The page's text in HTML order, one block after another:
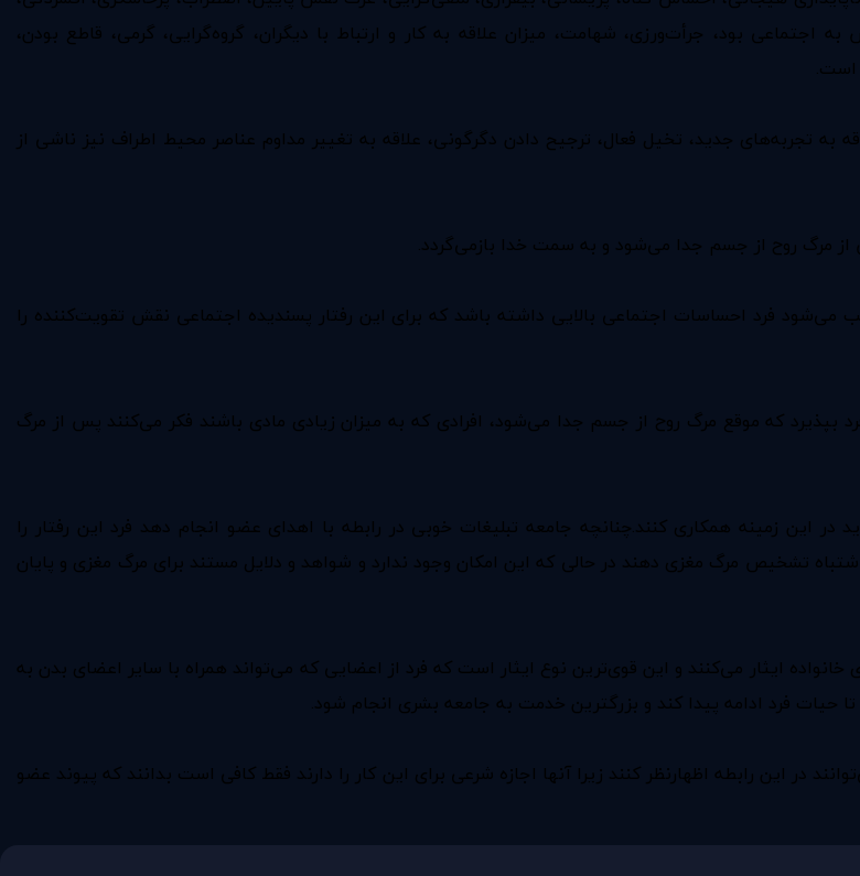
بود، جرأت‌ورزی، شهامت، میزان علاقه به کار و ارتباط با دیگران، گروه‌گرایی، گرمی، قاطع بودن،
است.
به تجربه‌های جدید، تخیل فعال، ترجیح دادن دگرگونی، علاقه به تغییر مداوم عناصر محیط اطراف نیز ناشی از
مرگ روح از جسم جدا می‌شود و به سمت خدا بازمی‌گردد.
می‌شود فرد احساسات اجتماعی بالایی داشته باشد که برای این رفتار پسندیده اجتماعی نقش تقویت‌کننده را
بپذیرد که موقع مرگ روح از جسم جدا می‌شود، افرادی که به میزان زیادی مادی باشند فکر می‌کنند پس از مرگ
زمینه همکاری کنند.چنانچه جامعه تبلیغات خوبی در رابطه با اهدای عضو انجام دهد فرد این رفتار را
تشخیص مرگ مغزی دهند در حالی که این امکان وجود ندارد و شواهد و دلایل مستند برای مرگ مغزی و پایان
ایثار می‌کنند و این قوی‌ترین نوع ایثار است که فرد از اعضایی که می‌تواند همراه با سایر اعضای بدن به
فرد ادامه پیدا کند و بزرگترین خدمت به جامعه بشری انجام شود.
در این رابطه اظهارنظر کنند زیرا آنها اجازه شرعی برای این کار را دارند فقط کافی است بدانند که پیوند عضو